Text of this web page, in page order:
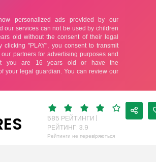
585 РЕЙТИНГИ |
РЕЙТИНГ: 3.9
Рейтинги не перевіряються